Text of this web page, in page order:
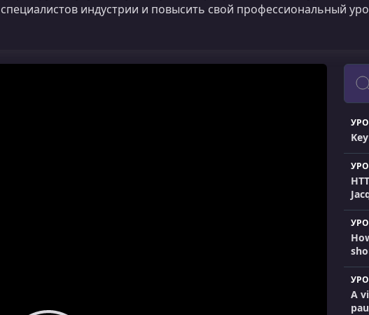
специалистов индустрии и повысить свой профессиональный
Поиск
A